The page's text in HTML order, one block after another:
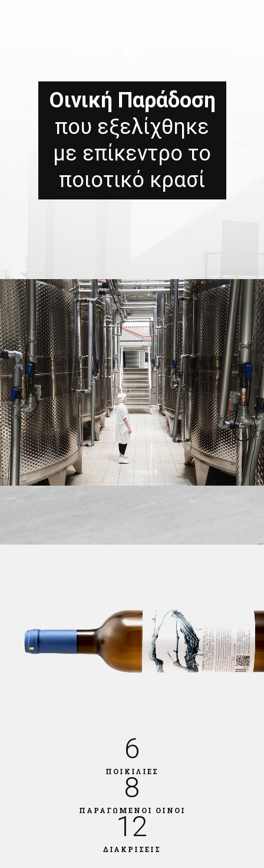
Οινική Παράδοση
που εξελίχθηκε
με επίκεντρο το
ποιοτικό κρασί
6
ΠΟΙΚΙΛΙΕΣ
8
ΠΑΡΑΓΩΜΕΝΟΙ ΟΙΝΟΙ
12
ΔΙΑΚΡΙΣΕΙΣ